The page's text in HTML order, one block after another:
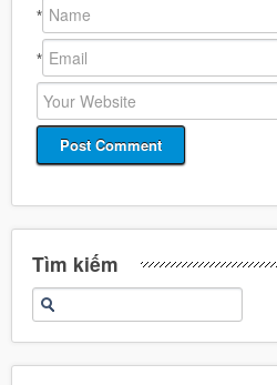
*
*
Tìm kiếm